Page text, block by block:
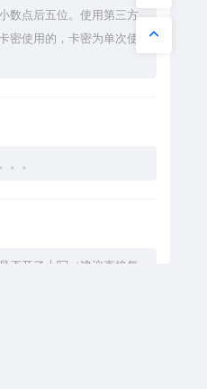
数点后五位。使用第三方
密使用的，卡密为单次使
。。
否开了大写（建议直接复